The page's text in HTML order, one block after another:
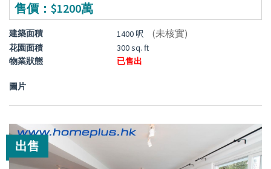
售價：$1200萬
建築面積 1400 呎 (未核實)
花園面積
300 sq. ft
物業狀態
已售出
圖片
出售